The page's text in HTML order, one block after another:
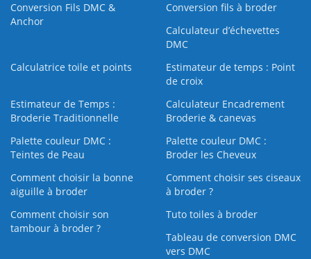
Conversion Fils DMC &
Anchor
Conversion fils à broder
Calculateur d’échevettes
DMC
Calculatrice toile et points
Estimateur de temps : Point
de croix
Estimateur de Temps :
Broderie Traditionnelle
Calculateur Encadrement
Broderie & canevas
Palette couleur DMC :
Teintes de Peau
Palette couleur DMC :
Broder les Cheveux
Comment choisir la bonne
aiguille à broder
Comment choisir ses ciseaux
à broder ?
Comment choisir son
tambour à broder ?
Tuto toiles à broder
Tableau de conversion DMC
vers DMC